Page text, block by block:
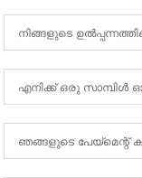
നിങ്ങളുടെ
എനിക്ക് ഒരു സാമ്പിൾ
ഞങ്ങളുടെ പേയ്‌മെന്റ്